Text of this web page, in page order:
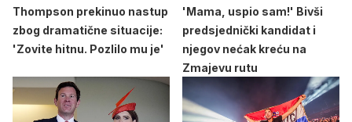
Thompson prekinuo nastup
zbog dramatične situacije:
'Zovite hitnu. Pozlilo mu je'
'Mama, uspio sam!' Bivši
predsjednički kandidat i
njegov nećak kreću na
Zmajevu rutu